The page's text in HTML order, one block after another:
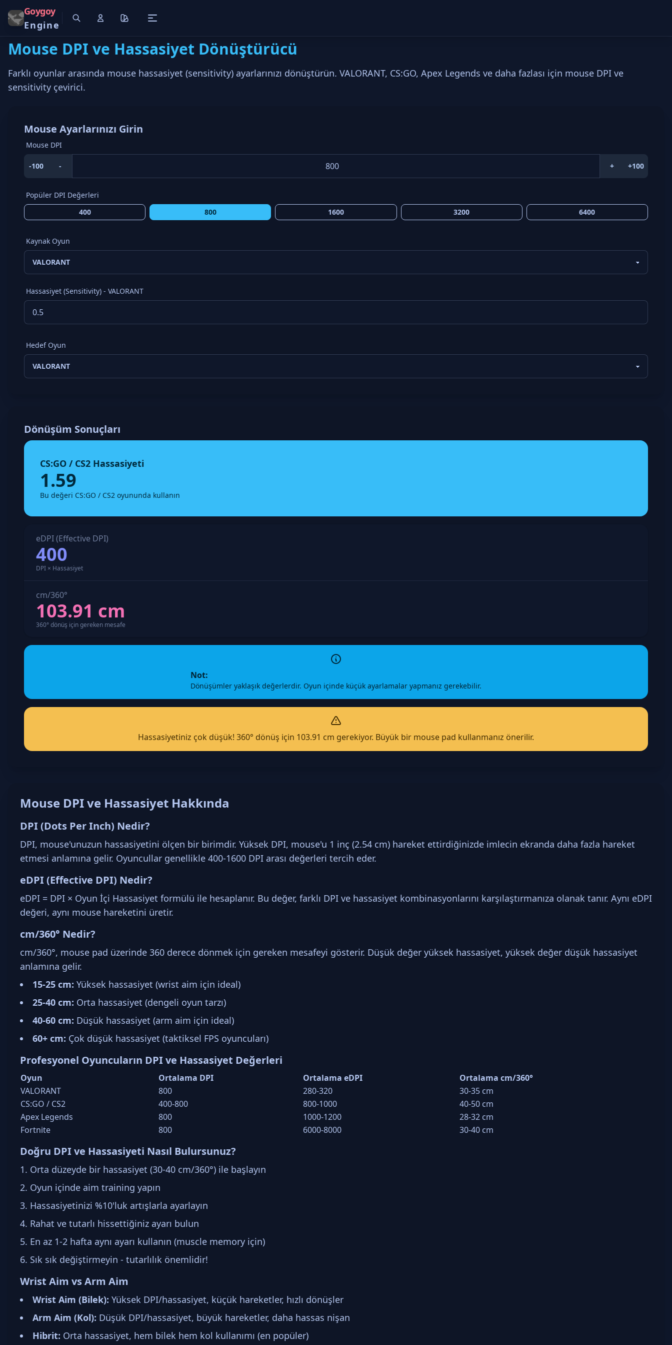
Goygoy
Engine
Mouse DPI ve Hassasiyet Dönüştürücü
Farklı oyunlar arasında mouse hassasiyet (sensitivity) ayarlarınızı dönüştürün. VALORANT, CS:GO, Apex Legends ve daha fazlası için mouse DPI ve
sensitivity çevirici.
Mouse Ayarlarınızı Girin
Mouse DPI
-100 - + +100
Popüler DPI Değerleri
400
800 1600 3200 6400
Kaynak Oyun
Hassasiyet (Sensitivity) - VALORANT
Hedef Oyun
Dönüşüm Sonuçları
CS:GO / CS2 Hassasiyeti
1.59
Bu değeri CS:GO / CS2 oyununda kullanın
eDPI (Effective DPI)
400
DPI × Hassasiyet
cm/360°
103.91 cm
360° dönüş için gereken mesafe
Not:
Dönüşümler yaklaşık değerlerdir. Oyun içinde küçük ayarlamalar yapmanız gerekebilir.
Hassasiyetiniz çok düşük! 360° dönüş için 103.91 cm gerekiyor. Büyük bir mouse pad kullanmanız önerilir.
Mouse DPI ve Hassasiyet Hakkında
DPI (Dots Per Inch) Nedir?
DPI, mouse'unuzun hassasiyetini ölçen bir birimdir. Yüksek DPI, mouse'u 1 inç (2.54 cm) hareket ettirdiğinizde imlecin ekranda daha fazla hareket
etmesi anlamına gelir. Oyuncullar genellikle 400-1600 DPI arası değerleri tercih eder.
eDPI (Effective DPI) Nedir?
eDPI = DPI × Oyun İçi Hassasiyet formülü ile hesaplanır. Bu değer, farklı DPI ve hassasiyet kombinasyonlarını karşılaştırmanıza olanak tanır. Aynı eDPI
değeri, aynı mouse hareketini üretir.
cm/360° Nedir?
cm/360°, mouse pad üzerinde 360 derece dönmek için gereken mesafeyi gösterir. Düşük değer yüksek hassasiyet, yüksek değer düşük hassasiyet
anlamına gelir.
15-25 cm: Yüksek hassasiyet (wrist aim için ideal)
25-40 cm: Orta hassasiyet (dengeli oyun tarzı)
40-60 cm: Düşük hassasiyet (arm aim için ideal)
60+ cm: Çok düşük hassasiyet (taktiksel FPS oyuncuları)
Profesyonel Oyuncuların DPI ve Hassasiyet Değerleri
Oyun Ortalama DPI Ortalama eDPI
Ortalama cm/360°
VALORANT
800 280-320
30-35 cm
CS:GO / CS2
400-800 800-1000
40-50 cm
Apex Legends
800 1000-1200
28-32 cm
Fortnite
800 6000-8000 30-40 cm
Doğru DPI ve Hassasiyeti Nasıl Bulursunuz?
Orta düzeyde bir hassasiyet (30-40 cm/360°) ile başlayın
Oyun içinde aim training yapın
Hassasiyetinizi %10'luk artışlarla ayarlayın
Rahat ve tutarlı hissettiğiniz ayarı bulun
En az 1-2 hafta aynı ayarı kullanın (muscle memory için)
Sık sık değiştirmeyin - tutarlılık önemlidir!
Wrist Aim vs Arm Aim
Wrist Aim (Bilek): Yüksek DPI/hassasiyet, küçük hareketler, hızlı dönüşler
Arm Aim (Kol): Düşük DPI/hassasiyet, büyük hareketler, daha hassas nişan
Hibrit: Orta hassasiyet, hem bilek hem kol kullanımı (en popüler)